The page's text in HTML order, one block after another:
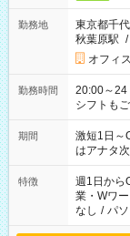
勤務地
東京都千
秋葉原駅 /
オフィ
勤務時間
20:00～24
シフトも
期間
激短1日
はアナタ次
特徴 週1日から
業・Wワ
なし / パ